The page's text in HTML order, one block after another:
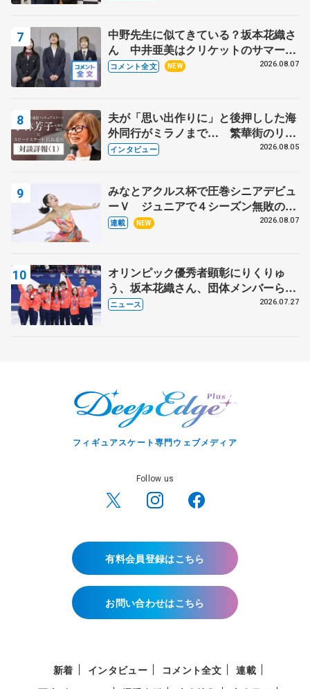
中野先生に似てきている？坂本花織さ
ん 中井亜美はクリケットのサマーキ
ャンプに 島田麻央はたくさん試合に
コメント全文 NEW 2026.08.07
夫が「思い出作りに」と後押しした海
外同行がミラノまで… 繁華街のリン
クでは不良のお兄さんも味方に 小林
インタビュー 2026.08.05
みなとアクルス杯で圧巻シニアデビュ
ーＶ ジュニアで４シーズン無敗の島
田麻央
連載 NEW 2026.08.07
オリンピック優秀者顕彰にりくりゅ
う、坂本花織さん、団体メンバーら
8月7日に文科省が表彰式、ブルーノ・
ニュース 2026.07.27
フィギュアスケート専門ウェブメディア
Follow us
有料会員登録はこちら
お問い合わせはこちら
新着 インタビュー コメント全文
連載